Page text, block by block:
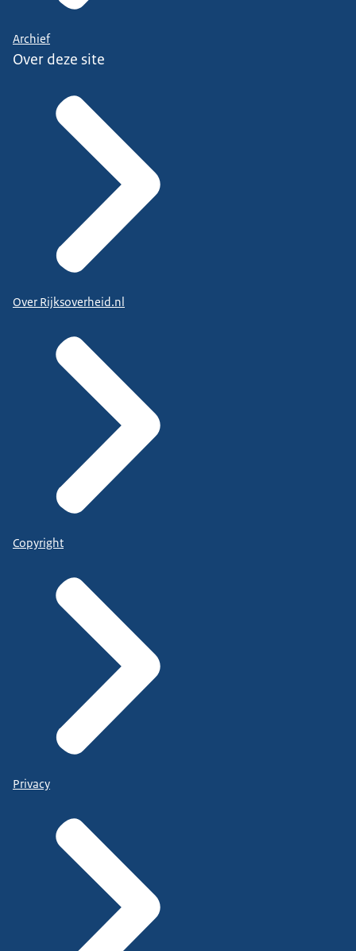
Archief
Over deze site
Over Rijksoverheid.nl
Copyright
Privacy